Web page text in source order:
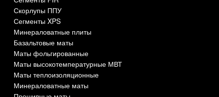
Скорлупы ППУ
Сегменты XPS
Минераловатные плиты
Базальтовые маты
Маты фольгированные
Маты высокотемпературные МВТ
Маты теплоизоляционные
Минераловатные маты